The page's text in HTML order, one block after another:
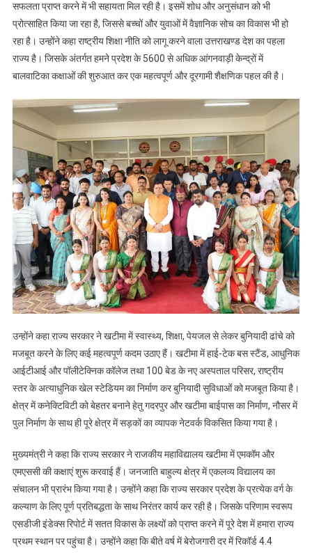
सफलता प्राप्त करने में भी सहायता मिल रही है। इसमें शोध और अनुसंधान को भी
प्रोत्साहित किया जा रहा है, जिससे बच्चों और युवाओं में वैज्ञानिक सोच का विकास भी हो
रहा है। उन्होंने कहा राष्ट्रीय शिक्षा नीति को लागू करने वाला उत्तराखण्ड देश का पहला
राज्य है। जिसके अंतर्गत हमने प्रदेश के 5600 से अधिक आंगनवाड़ी केन्द्रों में
बालवाटिका कक्षाओं की शुरुआत कर एक महत्वपूर्ण और दूरगामी शैक्षणिक पहल की है।
उन्होंने कहा राज्य सरकार ने खटीमा में स्वास्थ्य, शिक्षा, पेयजल से लेकर बुनियादी ढांचे को
मजबूत करने के लिए कई महत्वपूर्ण कदम उठाए हैं। खटीमा में हाई-टेक बस स्टैंड, आधुनिक
आईटीआई और पॉलीटेक्निक कॉलेज तथा 100 बेड के नए अस्पताल परिसर, राष्ट्रीय
स्तर के अत्याधुनिक खेल स्टेडियम का निर्माण कर बुनियादी सुविधाओं को मजबूत किया है।
क्षेत्र में कनेक्टिविटी को बेहतर बनाने हेतु गदरपुर और खटीमा बाईपास का निर्माण, नौसर में
पुल निर्माण के साथ ही पूरे क्षेत्र में सड़कों का व्यापक नेटवर्क विकसित किया गया है।
मुख्यमंत्री ने कहा कि राज्य सरकार ने राजकीय महाविद्यालय खटीमा में एमकॉम और
एमएससी की कक्षाएं शुरू करवाई हैं। जनजाति बाहुल्य क्षेत्र में एकलव्य विद्यालय का
संचालन भी प्रारंभ किया गया है। उन्होंने कहा कि राज्य सरकार प्रदेश के प्रत्येक वर्ग के
कल्याण के लिए पूर्ण प्रतिबद्धता के साथ निरंतर कार्य कर रही है। जिसके परिणाम स्वरूप
एसडीजी इंडेक्स रिपोर्ट में सतत विकास के लक्ष्यों को प्राप्त करने में पूरे देश में हमारा राज्य
प्रथम स्थान पर पहुंचा है। उन्होंने कहा कि बीते वर्ष में बेरोजगारी दर में रिकॉर्ड 4.4